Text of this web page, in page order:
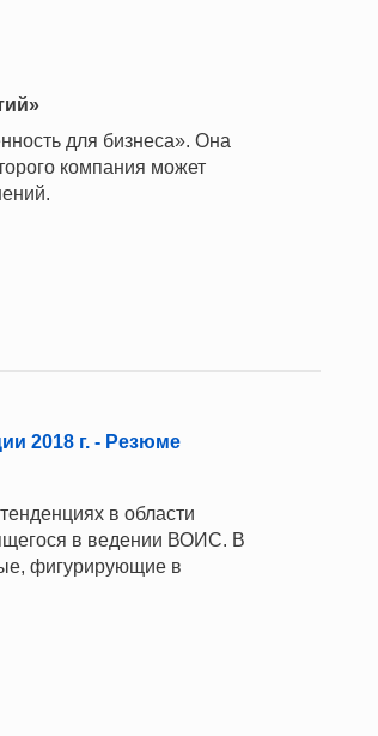
для бизнеса». Она
компания может
2018 г. - Резюме
в области
в ведении ВОИС. В
фигурирующие в